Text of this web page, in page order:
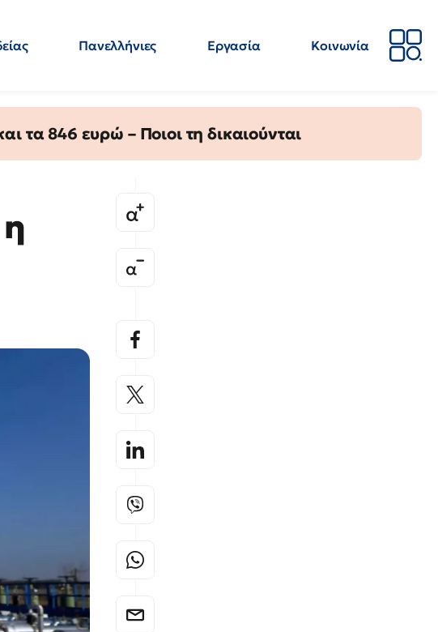
Πανελλήνιες Εργασία
Κοινωνία
846 ευρώ – Ποιοι τη δικαιούνται